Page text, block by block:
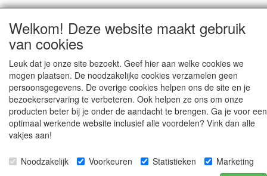
zijn inclusief BTW en exclusiefverzendkosten, tenzij anders
staat aangegeven.
Welkom! Deze website maakt gebruik
van cookies
Leuk dat je onze site bezoekt. Geef hier aan welke cookies we
mogen plaatsen. De noodzakelijke cookies verzamelen geen
persoonsgegevens. De overige cookies helpen ons de site en je
bezoekerservaring te verbeteren. Ook helpen ze ons om onze
producten beter bij je onder de aandacht te brengen. Ga je voor een
optimaal werkende website inclusief alle voordelen? Vink dan alle
vakjes aan!
Noodzakelijk Voorkeuren Statistieken Marketing